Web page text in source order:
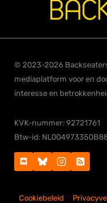
© 2023-2026
mediaplatform voor en
interesse en
KVK-nummer: 92721761
Btw-id:
Cookiebeleid